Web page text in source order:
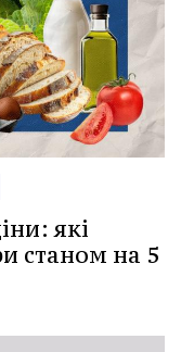
які
станом на 5